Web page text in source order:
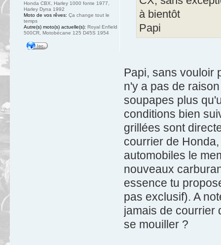
à bientôt
Papi
Papi, sans vouloir
n'y a pas de
soupapes plus
conditions bien
grillées sont
courrier de
automobiles le
nouveaux
essence tu
pas exclusif). A
jamais de courrier
se mouiller ?
Honda CBX, Harley 1000 fonte 1977,
Harley Dyna 1992
Moto de vos rêves: Ça change tout le
temps
Autre(s) moto(s) actuelle(s): Royal Enfield
500CR, Motobécane 125 D45S 1954